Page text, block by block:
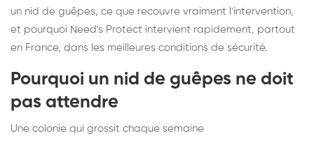
un nid de guêpes, ce que recouvre vraiment l'intervention,
et pourquoi Need's Protect intervient rapidement, partout
en France, dans les meilleures conditions de sécurité.
Pourquoi un nid de guêpes ne doit
pas attendre
Une colonie qui grossit chaque semaine